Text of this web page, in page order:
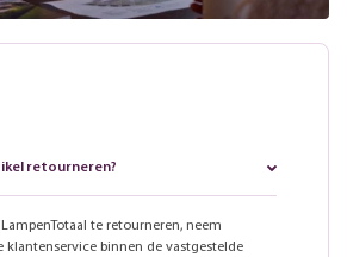
retourneren?
te retourneren, neem
klantenservice binnen de vastgestelde